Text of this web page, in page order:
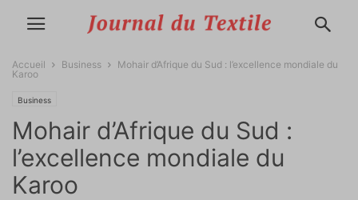
Accueil Business
Mohair d’Afrique du Sud : l’excellence mondiale du
Karoo
Business
Mohair d’Afrique du Sud :
l’excellence mondiale du
Karoo